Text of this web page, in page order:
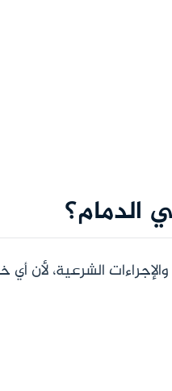
الدمام؟
الشرعية، لأن